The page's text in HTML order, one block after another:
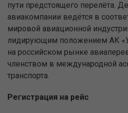
пути предстоящего перелёта.
авиакомпании ведётся в
мировой авиационной
лидирующим положением АК
на российском рынке
членством в международной
транспорта.
Регистрация на рейс